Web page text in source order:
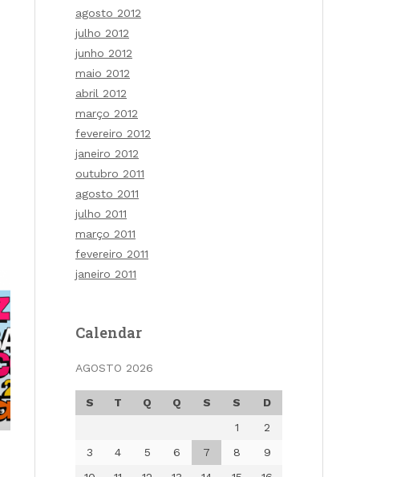
agosto 2012
julho 2012
junho 2012
maio 2012
abril 2012
março 2012
fevereiro 2012
janeiro 2012
outubro 2011
agosto 2011
julho 2011
março 2011
fevereiro 2011
janeiro 2011
Calendar
AGOSTO 2026
S T Q Q S S
D
1
2
3
4 5 6 7 8
9